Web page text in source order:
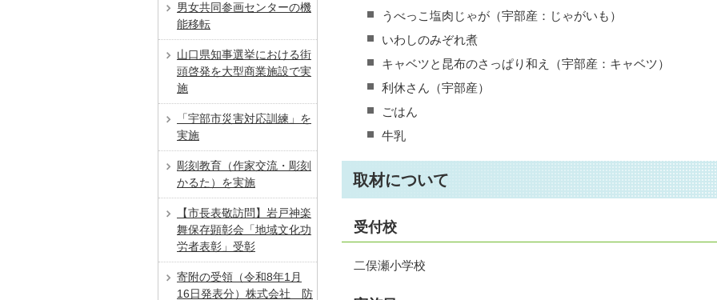
うべっこ塩肉じゃが（宇部産：じゃがいも）
いわしのみぞれ煮
キャベツと昆布のさっぱり和え（宇部産：キャベツ）
利休さん（宇部産）
ごはん
牛乳
取材について
受付校
二俣瀬小学校
男女共同参画センターの機
能移転
山口県知事選挙における街
頭啓発を⼤型商業施設で実
施
「宇部市災害対応訓練」を
実施
彫刻教育（作家交流・彫刻
かるた）を実施
【市長表敬訪問】岩戸神楽
舞保存顕彰会「地域文化功
労者表彰」受彰
寄附の受領（令和8年1月
16日発表分）株式会社 防